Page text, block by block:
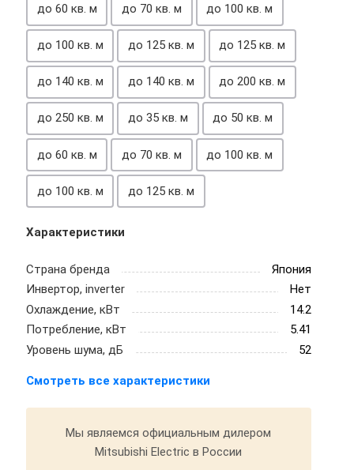
до 60 кв. м до 70 кв. м до 100 кв. м
до 100 кв. м до 125 кв. м до 125 кв. м
до 140 кв. м до 140 кв. м до 200 кв. м
до 250 кв. м до 35 кв. м до 50 кв. м
до 60 кв. м до 70 кв. м до 100 кв. м
до 100 кв. м до 125 кв. м
Характеристики
Страна бренда
Япония
Инвертор, inverter
Нет
Охлаждение, кВт
14.2
Потребление, кВт
5.41
Уровень шума, дБ
52
Смотреть все характеристики
Мы являемся официальным дилером
Mitsubishi Electric в России